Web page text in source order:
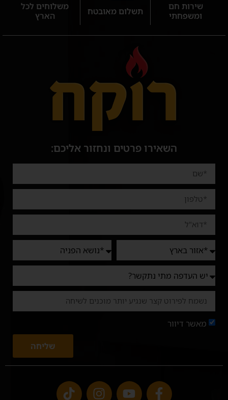
שירות חם
ומשפחתי
תשלום מאובטח
משלוחים לכל
הארץ
השאירו פרטים ונחזור אליכם:
מאשר דיוור
שליחה